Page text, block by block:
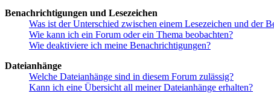
Benachrichtigungen und Lesezeichen
Was ist der Unterschied zwischen einem Lesezeichen und der
Wie kann ich ein Forum oder ein Thema beobachten?
Wie deaktiviere ich meine Benachrichtigungen?
Dateianhänge
Welche Dateianhänge sind in diesem Forum zulässig?
Kann ich eine Übersicht all meiner Dateianhänge erhalten?